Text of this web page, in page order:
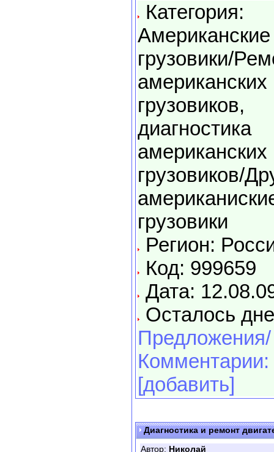
Категория:
Американские
грузовики/
американских
грузовиков,
диагностика
американских
грузовиков/
грузовики
Регион:
Код: 999659
Дата:
Осталось
Предложения/
Комментарии:
[добавить]
Диагностика и ремонт
Автор: Николай